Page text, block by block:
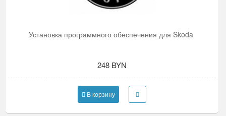
Установка программного обеспечения для Skoda
248 BYN
В корзину